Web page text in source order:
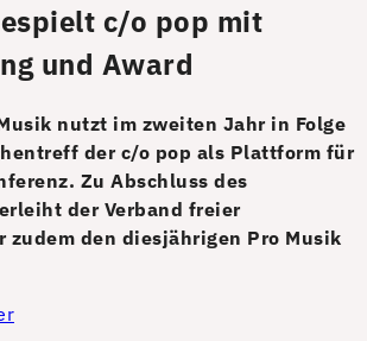
c/o pop mit
und Award
nutzt im zweiten Jahr in Folge
der c/o pop als Plattform für
Zu Abschluss des
der Verband freier
zudem den diesjährigen Pro Musik